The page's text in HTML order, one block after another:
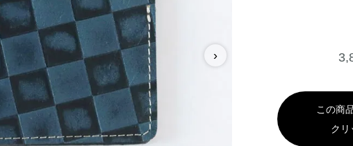
›
この商
クリ